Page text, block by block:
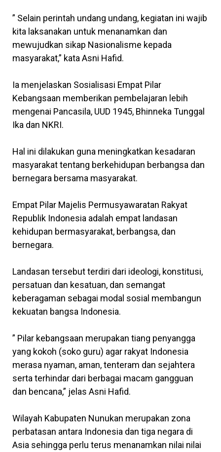
” Selain perintah undang undang, kegiatan ini wajib
kita laksanakan untuk menanamkan dan
mewujudkan sikap Nasionalisme kepada
masyarakat,” kata Asni Hafid.
Ia menjelaskan Sosialisasi Empat Pilar
Kebangsaan memberikan pembelajaran lebih
mengenai Pancasila, UUD 1945, Bhinneka Tunggal
Ika dan NKRI.
Hal ini dilakukan guna meningkatkan kesadaran
masyarakat tentang berkehidupan berbangsa dan
bernegara bersama masyarakat.
Empat Pilar Majelis Permusyawaratan Rakyat
Republik Indonesia adalah empat landasan
kehidupan bermasyarakat, berbangsa, dan
bernegara.
Landasan tersebut terdiri dari ideologi, konstitusi,
persatuan dan kesatuan, dan semangat
keberagaman sebagai modal sosial membangun
kekuatan bangsa Indonesia.
” Pilar kebangsaan merupakan tiang penyangga
yang kokoh (soko guru) agar rakyat Indonesia
merasa nyaman, aman, tenteram dan sejahtera
serta terhindar dari berbagai macam gangguan
dan bencana,” jelas Asni Hafid.
Wilayah Kabupaten Nunukan merupakan zona
perbatasan antara Indonesia dan tiga negara di
Asia sehingga perlu terus menanamkan nilai nilai